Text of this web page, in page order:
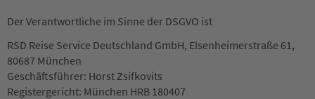
Der Verantwortliche im Sinne der DSGVO ist
RSD Reise Service Deutschland GmbH, Elsenheimerstraße 61,
80687 München
Geschäftsführer: Horst Zsifkovits
Registergericht: München HRB 180407